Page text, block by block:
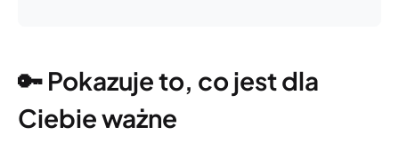
🔑 Pokazuje to, co jest dla
Ciebie ważne